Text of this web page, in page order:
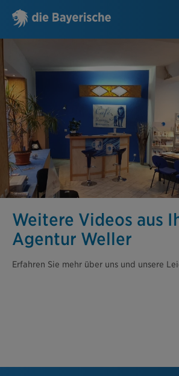
Weitere Videos aus
Agentur Weller
Erfahren Sie mehr über uns und unsere